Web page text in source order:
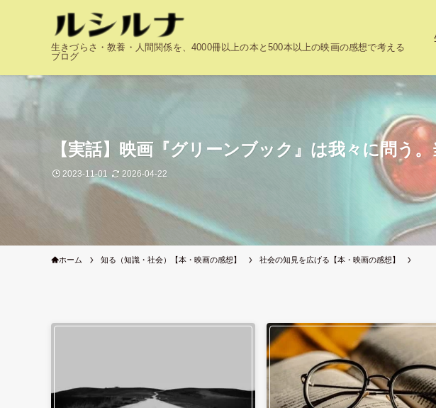
生きづらさ・教養・人間関係を、4000冊以上の本と500本以上の映画の感想で考える
ブログ
【実話】映画『グリーンブック』は我々に問う
2023-11-01 2026-04-22
ホーム 知る（知識・社会）【本・映画の感想】 社会の知見を広げる【本・映画の感想】